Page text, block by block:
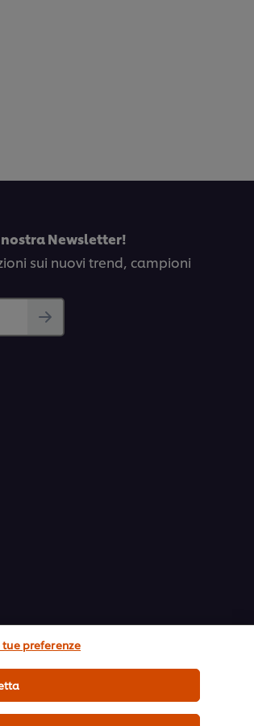
Newsletter!
sui nuovi trend, campioni
preferenze